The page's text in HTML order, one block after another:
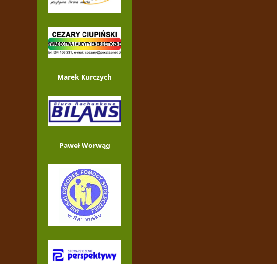
Marek Kurczych
Paweł Worwąg